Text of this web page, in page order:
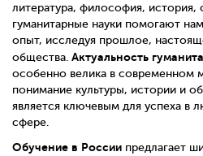
литература, философия, история,
гуманитарные науки помогают
опыт, исследуя прошлое,
общества. Актуальность
особенно велика в современном
понимание культуры, истории и
является ключевым для успеха в
сфере.
Обучение в России предлагает